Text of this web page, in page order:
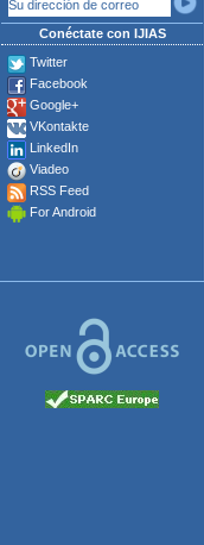
Conéctate con IJIAS
Twitter
Facebook
Google+
VKontakte
LinkedIn
Viadeo
RSS Feed
For Android